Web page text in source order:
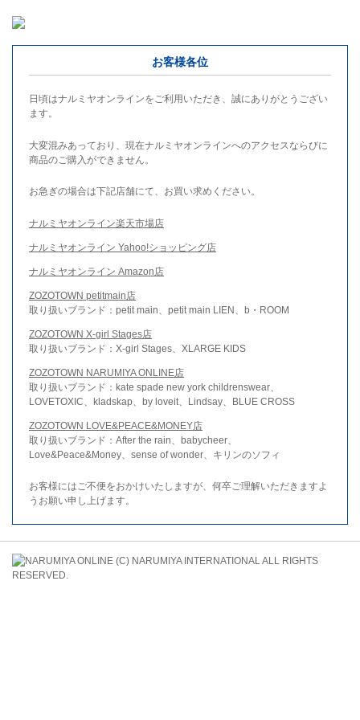
お客様各位
日頃はナルミヤオンラインをご利用いただき、誠にありがとうござい
ます。
大変混みあっており、現在ナルミヤオンラインへのアクセスならびに
商品のご購入ができません。
お急ぎの場合は下記店舗にて、お買い求めください。
ナルミヤオンライン楽天市場店
ナルミヤオンライン Yahoo!ショッピング店
ナルミヤオンライン Amazon店
ZOZOTOWN petitmain店
取り扱いブランド：petit main、petit main LIEN、b・ROOM
ZOZOTOWN X-girl Stages店
取り扱いブランド：X-girl Stages、XLARGE KIDS
ZOZOTOWN NARUMIYA ONLINE店
取り扱いブランド：kate spade new york childrenswear、
LOVETOXIC、kladskap、by loveit、Lindsay、BLUE CROSS
ZOZOTOWN LOVE&PEACE&MONEY店
取り扱いブランド：After the rain、babycheer、
Love&Peace&Money、sense of wonder、キリンのソフィ
お客様にはご不便をおかけいたしますが、何卒ご理解いただきますよ
うお願い申し上げます。